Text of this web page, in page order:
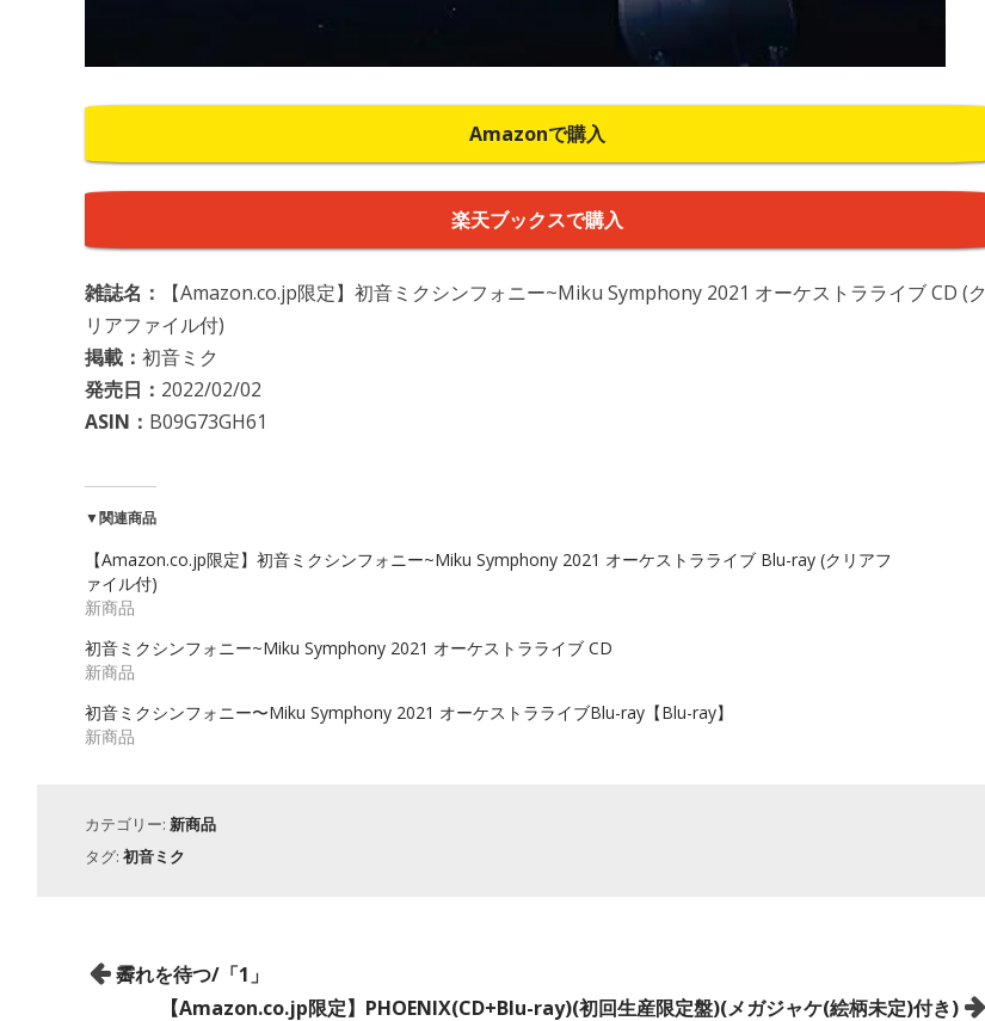
Amazonで購入
楽天ブックスで購入
雑誌名：
【Amazon.co.jp限定】初音ミクシンフォニー~Miku Symphony 2021 オーケストラライブ CD (ク
リアファイル付)
掲載： 初音ミク
発売日： 2022/02/02
ASIN： B09G73GH61
▼関連商品
【Amazon.co.jp限定】初音ミクシンフォニー~Miku Symphony 2021 オーケストラライブ Blu-ray (クリアフ
ァイル付)
新商品
初音ミクシンフォニー~Miku Symphony 2021 オーケストラライブ CD
新商品
初音ミクシンフォニー〜Miku Symphony 2021 オーケストラライブBlu-ray【Blu-ray】
新商品
カテゴリー: 新商品
タグ: 初音ミク
霽れを待つ/「1」
【Amazon.co.jp限定】PHOENIX(CD+Blu-ray)(初回生産限定盤)(メガジャケ(絵柄未定)付き)